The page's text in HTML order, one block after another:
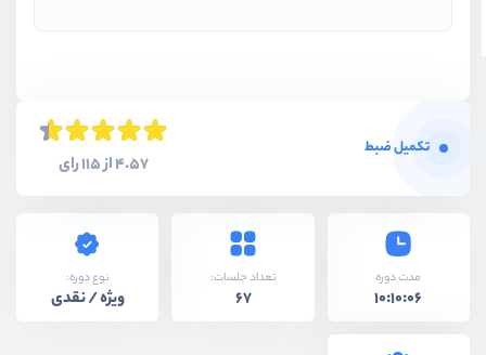
تکمیل ضبط
4.57 از 115 رای
مدت دوره
10:10:06
تعداد جلسات:
67
نوع دوره:
ویژه / نقدی